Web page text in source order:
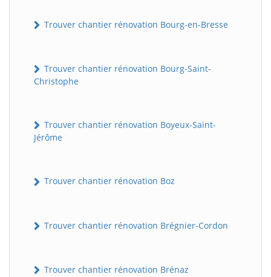
Trouver chantier rénovation Bourg-en-Bresse
Trouver chantier rénovation Bourg-Saint-
Christophe
Trouver chantier rénovation Boyeux-Saint-
Jérôme
Trouver chantier rénovation Boz
Trouver chantier rénovation Brégnier-Cordon
Trouver chantier rénovation Brénaz